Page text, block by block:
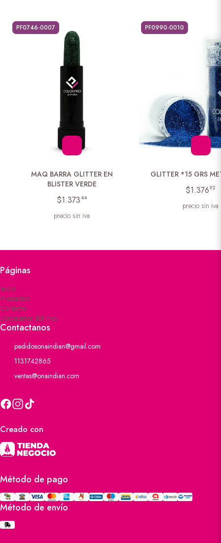
PF0746-0007
MAQ BARRA GLITTER EN
BLISTER VERDE
$1.37344
precio sin iva
PF0990-0010
GLITTER *15 GRS
$1.37692
precio sin iva
Páginas
Inicio
Productos
Contacto
Descuentos del mes
Contactanos
pedidosonaindian@gmail.com
1131742865
ventas@onaindian.com
Creado con
Método de pago
Método de envío